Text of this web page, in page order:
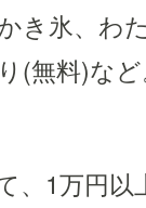
き氷、わ
(無料)な
、1万円以